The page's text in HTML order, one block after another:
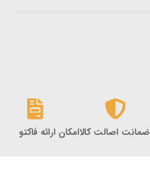
ضمانت اصالت کالاامکان ارائه فاکتور